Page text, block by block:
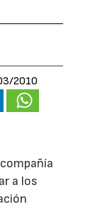
2010
a los